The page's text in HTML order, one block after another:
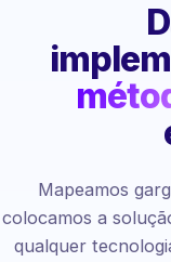
Mapeamos
colocamos a
qualquer